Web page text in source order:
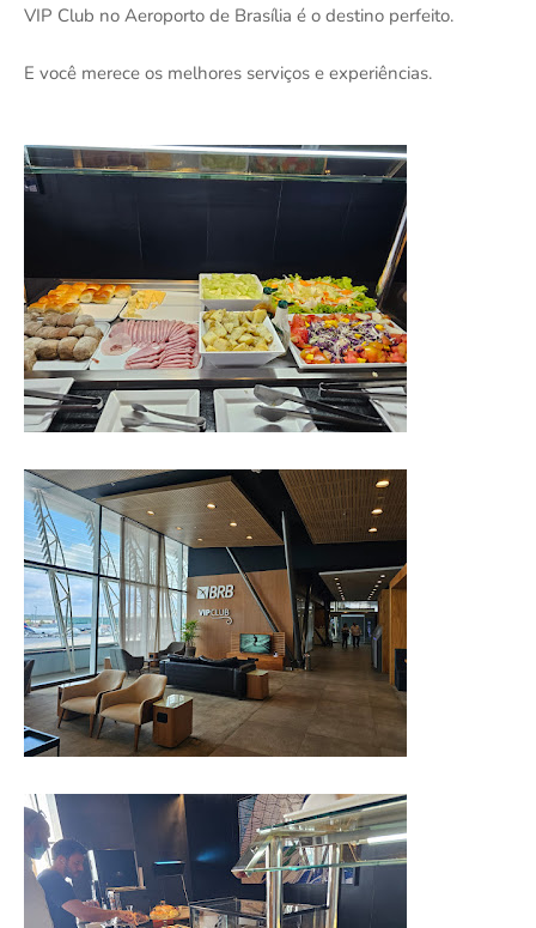
VIP Club no Aeroporto de Brasília é o destino perfeito.
E você merece os melhores serviços e experiências.